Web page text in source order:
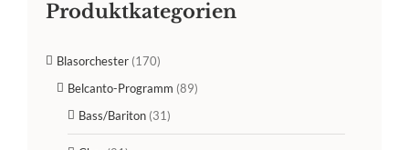
Produktkategorien
Blasorchester (170)
Belcanto-Programm (89)
Bass/Bariton (31)